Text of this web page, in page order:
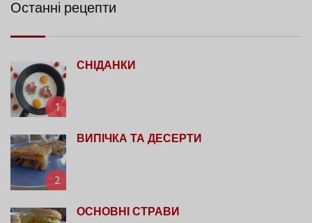
Останні рецепти
1
СНІДАНКИ
2
ВИПІЧКА ТА ДЕСЕРТИ
ОСНОВНІ СТРАВИ